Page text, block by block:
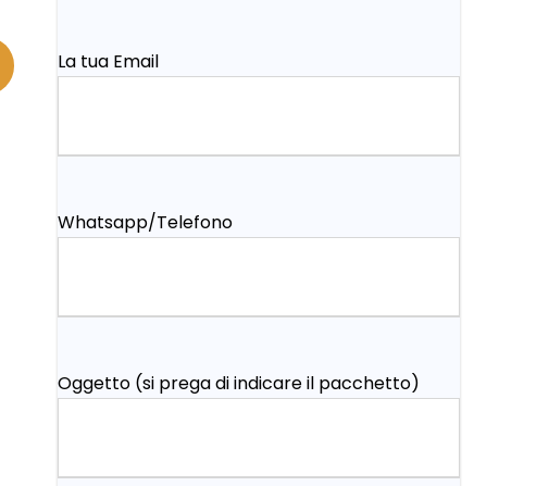
La tua Email
Whatsapp/Telefono
Oggetto (si prega di indicare il pacchetto)